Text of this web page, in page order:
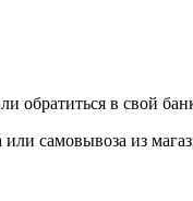
обратиться в свой
самовывоза из